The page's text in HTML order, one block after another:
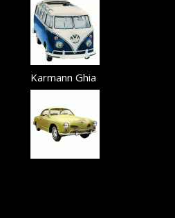
Karmann Ghia